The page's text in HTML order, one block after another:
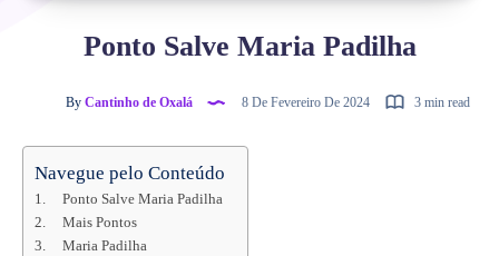
Ponto Salve Maria Padilha
By Cantinho de Oxalá 8 De Fevereiro De 2024 3 min read
Navegue pelo Conteúdo
Ponto Salve Maria Padilha
Mais Pontos
Maria Padilha